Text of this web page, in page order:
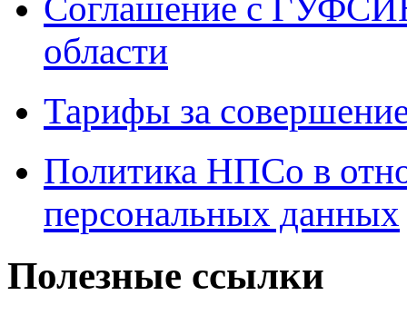
Соглашение с
области
Тарифы за
Политика НПСо в
персональных данных
Полезные ссылки